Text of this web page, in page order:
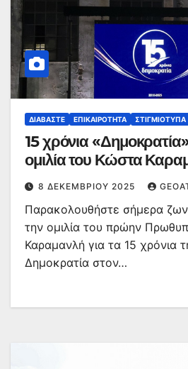
ΔΙΑΒΆΣΤΕ ΕΠΙΚΑΙΡΌΤΗΤΑ ΣΤΙΓΜΙΌΤΥΠΑ
15 χρόνια
ομιλία του Κώστα
8 ΔΕΚΕΜΒΡΊΟΥ 2025
Παρακολουθήστε σήμερα
την ομιλία του πρώην
Καραμανλή για τα 15 χρόνια
Δημοκρατία στον…